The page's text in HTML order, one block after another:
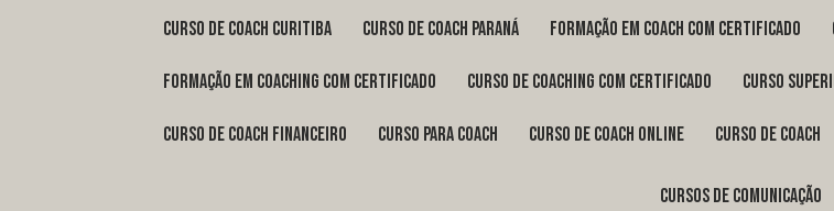
curso de coach Curitiba curso de coach Paraná formação em coach com certificado
formação em coaching com certificado curso de coaching com certificado curso
curso de coach financeiro curso para coach curso de coach online curso de coach
cursos de comunicação